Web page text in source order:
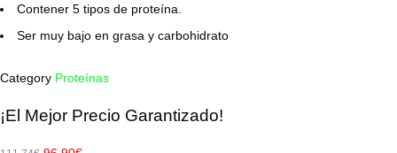
Contener 5 tipos de proteína.
Ser muy bajo en grasa y carbohidrato
Category Proteínas
¡El Mejor Precio Garantizado!